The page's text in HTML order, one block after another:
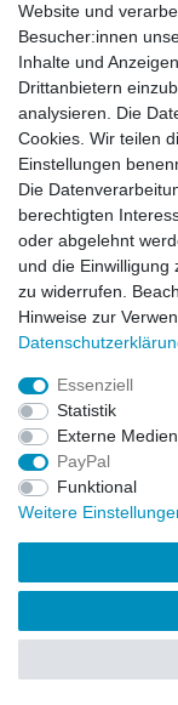
©
Website und
Besucher:innen
Inhalte und
Drittanbietern
analysieren. Die
Cookies. Wir teilen
Einstellungen
Die
berechtigten
oder abgelehnt
und die
zu widerrufen.
Hinweise zur
Essenziell
Statistik
Externe Medien
PayPal
Funktional
Weitere